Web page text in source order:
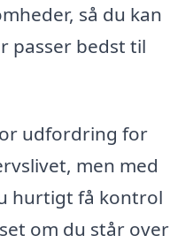
så du kan
passer bedst til
udfordring for
men med
hurtigt få kontrol
om du står over